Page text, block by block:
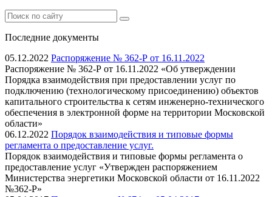
Последние документы
05.12.2022 Распоряжение № 362-Р от 16.11.2022
Распоряжение № 362-Р от 16.11.2022 «Об утверждении
Порядка взаимодействия при предоставлении услуг по
подключению (технологическому присоединению) объектов
капитального строительства к сетям инженерно-технического
обеспечения в электронной форме на территории Московской
области»
06.12.2022 Порядок взаимодействия и типовые формы
регламента о предоставление услуг.
Порядок взаимодействия и типовые формы регламента о
предоставление услуг «Утвержден распоряжением
Министерства энергетики Московской области от 16.11.2022
№362-Р»